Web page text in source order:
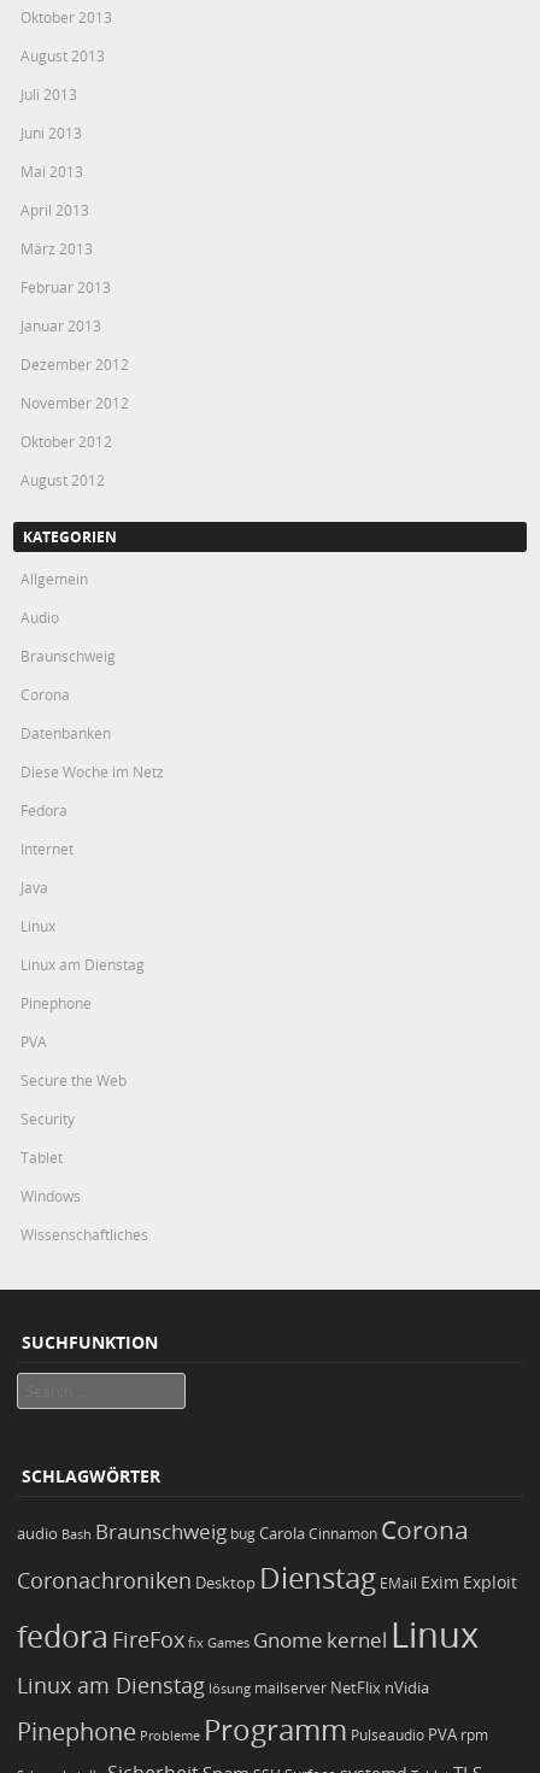
Oktober 2013
August 2013
Juli 2013
Juni 2013
Mai 2013
April 2013
März 2013
Februar 2013
Januar 2013
Dezember 2012
November 2012
Oktober 2012
August 2012
KATEGORIEN
Allgemein
Audio
Braunschweig
Corona
Datenbanken
Diese Woche im Netz
Fedora
Internet
Java
Linux
Linux am Dienstag
Pinephone
PVA
Secure the Web
Security
Tablet
Windows
Wissenschaftliches
SUCHFUNKTION
SCHLAGWÖRTER
audio Bash Braunschweig bugCarola Cinnamon Corona
Coronachroniken Desktop Dienstag EMail Exim Exploit
fedora FireFox fix Games Gnome kernel Linux
Linux am Dienstag lösung mailserver NetFlix nVidia
Pinephone Probleme Programm Pulseaudio PVA rpm